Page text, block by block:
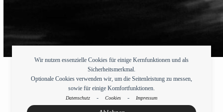
Wir nutzen essenzielle Cookies für einige Kernfunktionen und als
Sicherheitsmerkmal.
Optionale Cookies verwenden wir, um die Seitenleistung zu messen,
sowie für einige Komfortfunktionen.
Datenschutz - Cookies - Impressum
Impressum Cookies Datenschutz Blog Kontakt